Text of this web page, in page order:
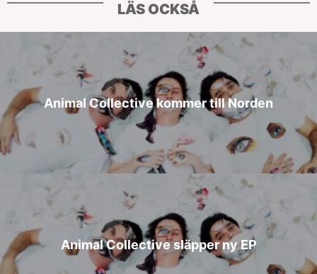
LÄS OCKSÅ
Animal Collective kommer till Norden
Animal Collective släpper ny EP